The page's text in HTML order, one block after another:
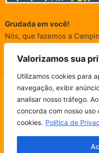
Valorizamos sua
Utilizamos cookies para
navegação, exibir
analisar nosso tráfego.
concorda com nosso uso
cookies. Política de
CAMPINA FM - AO
Grudada em você!
Nós, que fazemos a
acompanham sempre. É
vocês que as informações
promocionais e de
© Campina FM 1978 –
rox